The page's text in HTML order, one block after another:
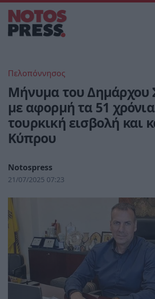
Πελοπόννησος
Μήνυμα του Δημάρχου
με αφορμή τα 51
τουρκική εισβολή και
Κύπρου
Notospress
21/07/2025 07:23